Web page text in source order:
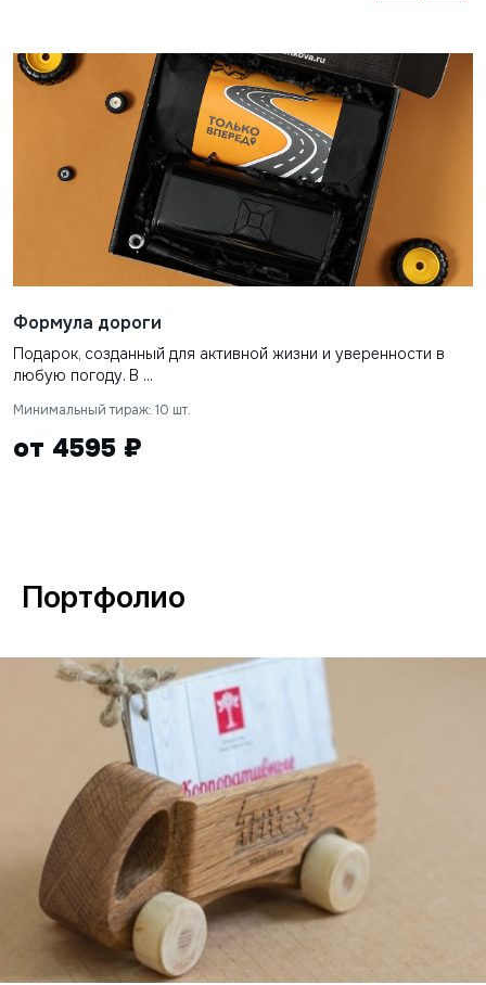
Формула дороги
Подарок, созданный для активной жизни и уверенности в
любую погоду. В ...
Минимальный тираж: 10 шт.
от 4595 ₽
Портфолио